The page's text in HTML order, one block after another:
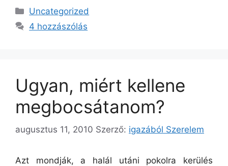
Kategória
Uncategorized
4 hozzászólás
Ugyan, miért kellene
megbocsátanom?
augusztus 11, 2010 Szerző: igazából Szerelem
Azt mondják, a halál utáni pokolra kerülés